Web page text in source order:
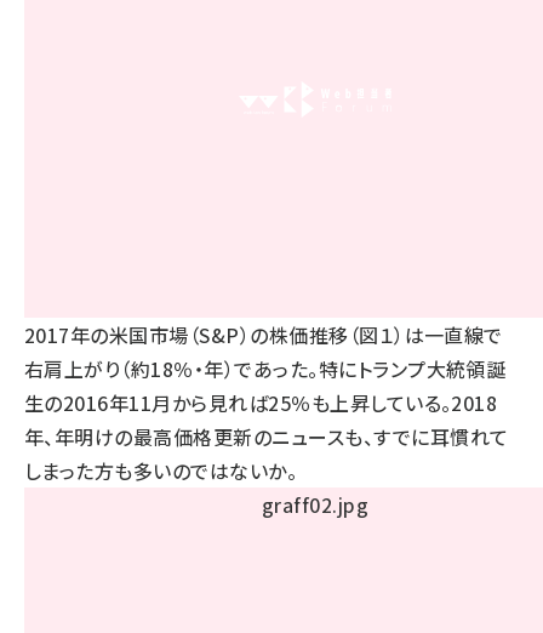
2017年の米国市場（S&P）の株価推移（図１）は一直線で
右肩上がり（約18％・年）であった。特にトランプ大統領誕
生の2016年11月から見れば25％も上昇している。2018
年、年明けの最高価格更新のニュースも、すでに耳慣れて
しまった方も多いのではないか。